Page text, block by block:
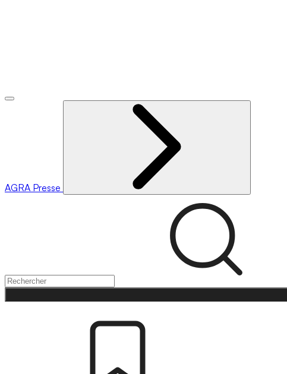
AGRA Presse